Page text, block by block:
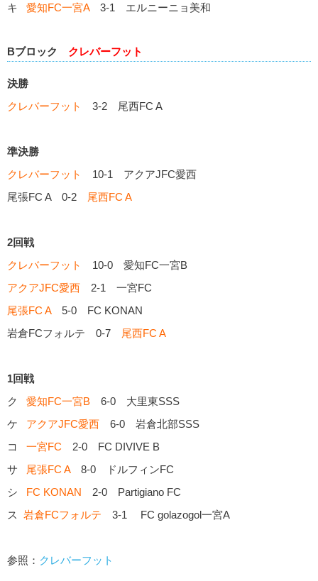
キ 愛知FC一宮A 3-1 エルニーニョ美和
Bブロック クレバーフット
決勝
クレバーフット
3-2 尾西FC A
準決勝
クレバーフット
10-1 アクアJFC愛西
尾張FC A 0-2
尾西FC A
2回戦
クレバーフット
10-0 愛知FC一宮B
アクアJFC愛西 2-1 一宮FC
尾張FC A5-0 FC KONAN
岩倉FCフォルテ 0-7 尾西FC A
1回戦
ク 愛知FC一宮B 6-0 大里東SSS
ケ
アクアJFC愛西 6-0 岩倉北部SSS
コ
一宮FC 2-0 FC DIVIVE B
サ
尾張FC A8-0 ドルフィンFC
シ FC KONAN 2-0 Partigiano FC
ス 岩倉FCフォルテ 3-1 FC golazogol一宮A
参照： クレバーフット